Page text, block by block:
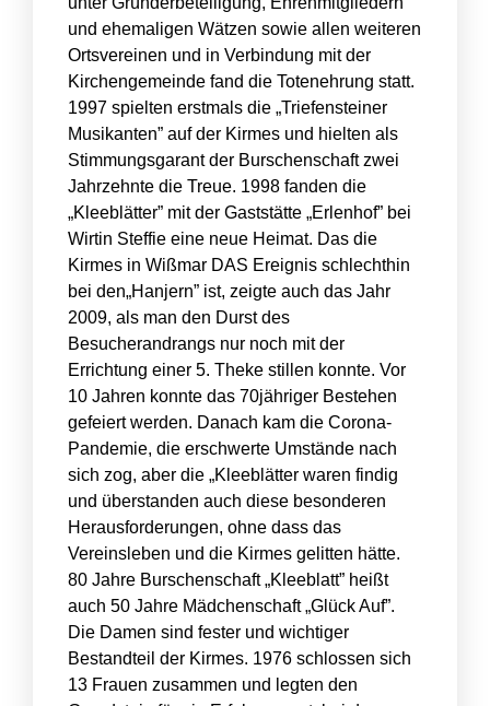
und ehemaligen Wätzen sowie allen weiteren
Ortsvereinen und in Verbindung mit der
Kirchengemeinde fand die Totenehrung statt.
1997 spielten erstmals die „Triefensteiner
Musikanten” auf der Kirmes und hielten als
Stimmungsgarant der Burschenschaft zwei
Jahrzehnte die Treue. 1998 fanden die
„Kleeblätter” mit der Gaststätte „Erlenhof” bei
Wirtin Steffie eine neue Heimat. Das die
Kirmes in Wißmar DAS Ereignis schlechthin
bei den„Hanjern” ist, zeigte auch das Jahr
2009, als man den Durst des
Besucherandrangs nur noch mit der
Errichtung einer 5. Theke stillen konnte. Vor
10 Jahren konnte das 70jähriger Bestehen
gefeiert werden. Danach kam die Corona-
Pandemie, die erschwerte Umstände nach
sich zog, aber die „Kleeblätter waren findig
und überstanden auch diese besonderen
Herausforderungen, ohne dass das
Vereinsleben und die Kirmes gelitten hätte.
80 Jahre Burschenschaft „Kleeblatt” heißt
auch 50 Jahre Mädchenschaft „Glück Auf”.
Die Damen sind fester und wichtiger
Bestandteil der Kirmes. 1976 schlossen sich
13 Frauen zusammen und legten den